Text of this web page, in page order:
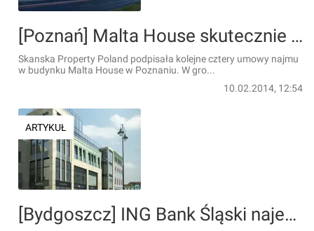
[Poznań] Malta House skutecznie przyciąga biznes &#8211; budynek wynajęty w 70%
Skanska Property Poland podpisała kolejne cztery umowy najmu
w budynku Malta House w Poznaniu. W gro...
10.02.2014, 12:54
ARTYKUŁ
[Bydgoszcz] ING Bank Śląski najemcą nowoczesnych powierzchni biurowych w Bydgoszczy